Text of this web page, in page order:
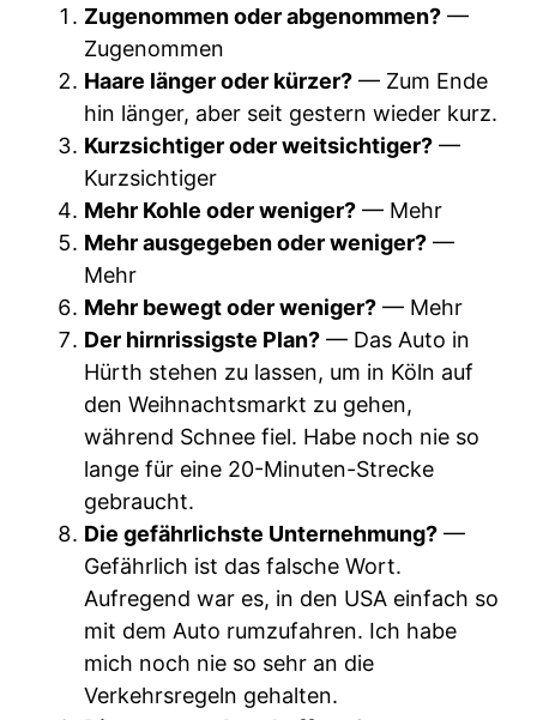
Zugenommen oder abgenommen? —
Zugenommen
Haare länger oder kürzer? — Zum Ende
hin länger, aber seit gestern wieder kurz.
Kurzsichtiger oder weitsichtiger? —
Kurzsichtiger
Mehr Kohle oder weniger? — Mehr
Mehr ausgegeben oder weniger? —
Mehr
Mehr bewegt oder weniger? — Mehr
Der hirnrissigste Plan? — Das Auto in
Hürth stehen zu lassen, um in Köln auf
den Weihnachtsmarkt zu gehen,
während Schnee fiel. Habe noch nie so
lange für eine 20-Minuten-Strecke
gebraucht.
Die gefährlichste Unternehmung? —
Gefährlich ist das falsche Wort.
Aufregend war es, in den USA einfach so
mit dem Auto rumzufahren. Ich habe
mich noch nie so sehr an die
Verkehrsregeln gehalten.